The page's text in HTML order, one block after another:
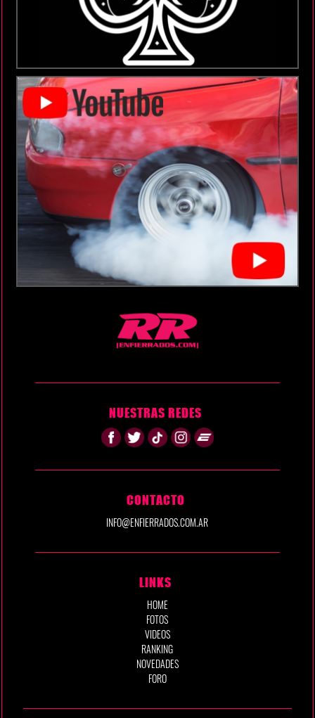
NUESTRAS REDES
CONTACTO
INFO@ENFIERRADOS.COM.AR
LINKS
HOME
FOTOS
VIDEOS
RANKING
NOVEDADES
FORO